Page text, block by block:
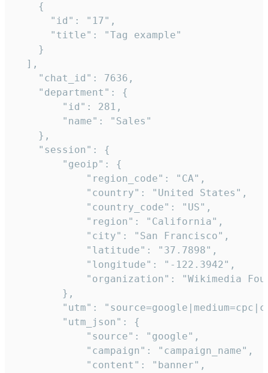
    {
      "id": "17",
      "title": "Tag example"
    }
  ],
    "chat_id": 7636,
    "department": {
        "id": 281,
        "name": "Sales"
    },
    "session": {
        "geoip": {
            "region_code": "CA",
            "country": "United States",
            "country_code": "US",
            "region": "California",
            "city": "San Francisco",
            "latitude": "37.7898",
            "longitude": "-122.3942",
"organization": "Wikimedia
        },
"utm":
        "utm_json": {
            "source": "google",
            "campaign": "campaign_name",
            "content": "banner",